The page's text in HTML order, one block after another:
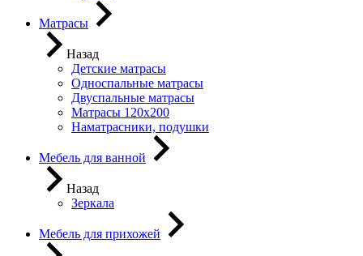
Матрасы
Назад
Детские матрасы
Односпальные матрасы
Двуспальные матрасы
Матрасы 120х200
Наматрасники, подушки
Мебель для ванной
Назад
Зеркала
Мебель для прихожей